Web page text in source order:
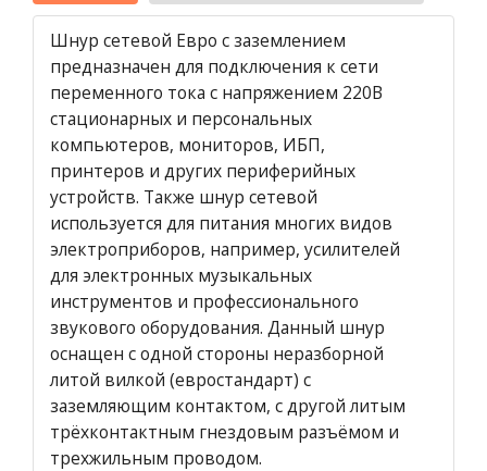
Шнур сетевой Евро с заземлением
предназначен для подключения к сети
переменного тока с напряжением 220B
стационарных и персональных
компьютеров, мониторов, ИБП,
принтеров и других периферийных
устройств. Также шнур сетевой
используется для питания многих видов
электроприборов, например, усилителей
для электронных музыкальных
инструментов и профессионального
звукового оборудования. Данный шнур
оснащен с одной стороны неразборной
литой вилкой (евростандарт) с
заземляющим контактом, с другой литым
трёхконтактным гнездовым разъёмом и
трехжильным проводом.